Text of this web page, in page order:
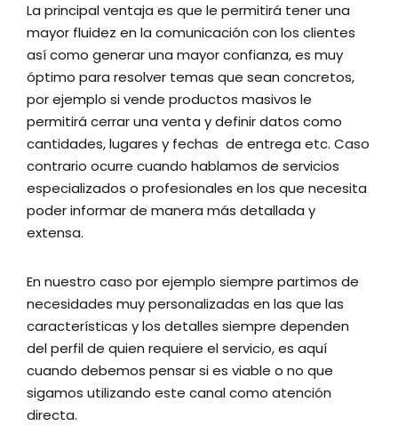
La principal ventaja es que le permitirá tener una
mayor fluidez en la comunicación con los clientes
así como generar una mayor confianza, es muy
óptimo para resolver temas que sean concretos,
por ejemplo si vende productos masivos le
permitirá cerrar una venta y definir datos como
cantidades, lugares y fechas de entrega etc. Caso
contrario ocurre cuando hablamos de servicios
especializados o profesionales en los que necesita
poder informar de manera más detallada y
extensa.
En nuestro caso por ejemplo siempre partimos de
necesidades muy personalizadas en las que las
características y los detalles siempre dependen
del perfil de quien requiere el servicio, es aquí
cuando debemos pensar si es viable o no que
sigamos utilizando este canal como atención
directa.